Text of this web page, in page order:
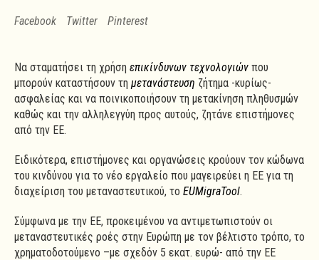
Facebook Twitter Pinterest
Να σταματήσει τη χρήση επικίνδυνων τεχνολογιών που
μπορούν καταστήσουν τη μετανάστευση ζήτημα -κυρίως-
ασφαλείας και να ποινικοποιήσουν τη μετακίνηση πληθυσμών
καθώς και την αλληλεγγύη προς αυτούς, ζητάνε επιστήμονες
από την ΕΕ.
Ειδικότερα, επιστήμονες και οργανώσεις κρούουν τον κώδωνα
του κινδύνου για το νέο εργαλείο που μαγειρεύει η ΕΕ για τη
διαχείριση του μεταναστευτικού, το EUMigraTool.
Σύμφωνα με την ΕΕ, προκειμένου να αντιμετωπιστούν οι
μεταναστευτικές ροές στην Ευρώπη με τον βέλτιστο τρόπο, το
χρηματοδοτούμενο –με σχεδόν 5 εκατ. ευρώ- από την ΕΕ